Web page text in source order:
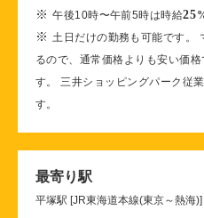
※午後10時〜午前5時は時給25
※ 土日だけの勤務も可能です。
るので、通常価格よりも安い価
す。 三井ショッピングパーク従
す。
最寄り駅
平塚駅 [JR東海道本線(東京～熱海)]